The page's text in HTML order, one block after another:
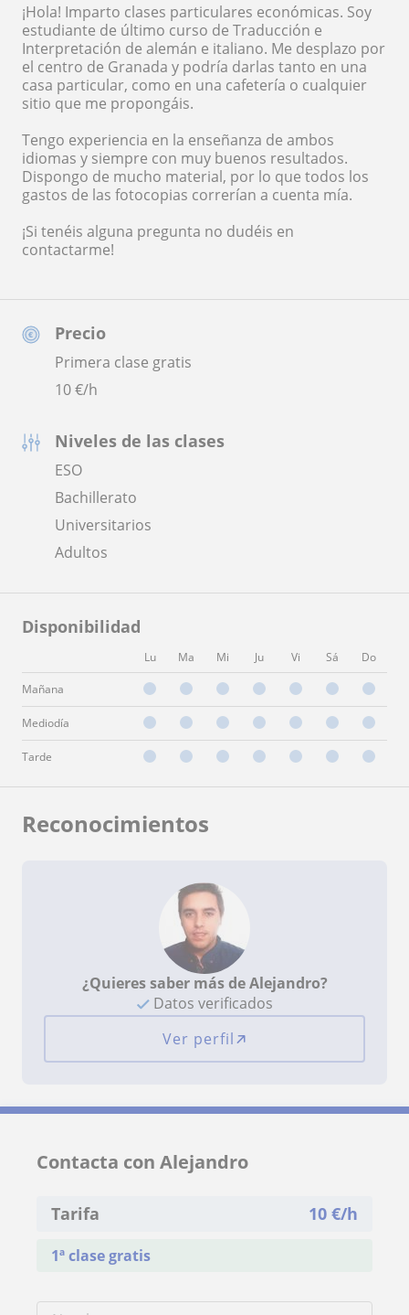
Precio
Primera clase gratis
10€/h
Niveles de las clases
ESO
Bachillerato
Universitarios
Adultos
Disponibilidad
Lu Ma Mi Ju Vi Sá Do
Mañana
Mediodía
Tarde
¡Hola! Imparto clases particulares económicas. Soy
estudiante de último curso de Traducción e
Interpretación de alemán e italiano. Me desplazo por
el centro de Granada y podría darlas tanto en una
casa particular, como en una cafetería o cualquier
sitio que me propongáis.
Tengo experiencia en la enseñanza de ambos
idiomas y siempre con muy buenos resultados.
Dispongo de mucho material, por lo que todos los
gastos de las fotocopias correrían a cuenta mía.
¡Si tenéis alguna pregunta no dudéis en
contactarme!
Reconocimientos
¿Quieres saber más de Alejandro?
Datos verificados
Ver perfil
Contacta con Alejandro
Tarifa 10 €/h
1ª clase gratis